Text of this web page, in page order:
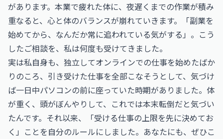
があります。本業で疲れた体に、夜遅くまでの作業が積み
重なると、心と体のバランスが崩れていきます。「副業を
始めてから、なんだか常に追われている気がする」。こう
したご相談を、私は何度も受けてきました。
実は私自身も、独立してオンラインでの仕事を始めたばか
りのころ、引き受けた仕事を全部こなそうとして、気づけ
ば一日中パソコンの前に座っていた時期がありました。体
が重く、頭がぼんやりして、これでは本末転倒だと気づい
たんです。それ以来、「受ける仕事の上限を先に決めてお
く」ことを自分のルールにしました。あなたにも、ぜひこ